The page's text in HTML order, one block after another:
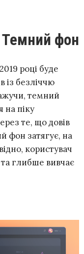
Темний фон
році буде
із безліччю
темний
на піку
те, що довів
фон затягує, на
користувач
та глибше вивчає